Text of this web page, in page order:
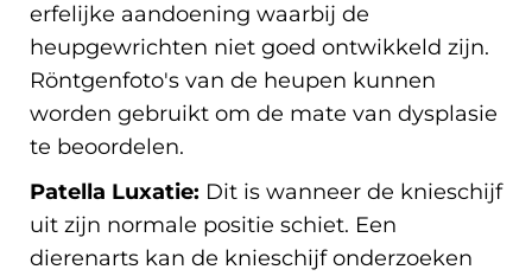
erfelijke aandoening waarbij de
heupgewrichten niet goed ontwikkeld zijn.
Röntgenfoto's van de heupen kunnen
worden gebruikt om de mate van dysplasie
te beoordelen.
Patella Luxatie: Dit is wanneer de knieschijf
uit zijn normale positie schiet. Een
dierenarts kan de knieschijf onderzoeken